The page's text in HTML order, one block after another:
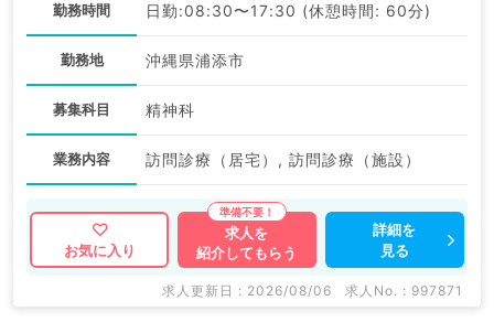
勤務時間 日勤:08:30〜17:30 (休憩時間: 60分)
勤務地 沖縄県浦添市
募集科目 精神科
業務内容 訪問診療（居宅）, 訪問診療（施設）
お気に入り
求人を
紹介してもらう
詳細を
見る
求人更新日 : 2026/08/06 求人No. : 997871